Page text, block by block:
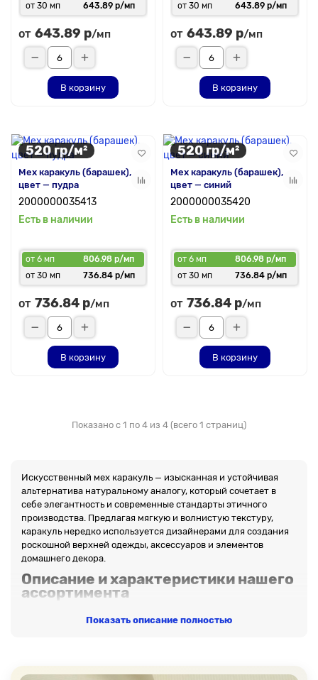
от 30 мп
643.89 р/мп
от 643.89 р/мп
В корзину
от 30 мп
643.89 р/мп
от 643.89 р/мп
В корзину
520 гр/м²
Мех каракуль (барашек),
цвет — пудра
2000000035413
Есть в наличии
от 6 мп
806.98 р/мп
от 30 мп
736.84 р/мп
от 736.84 р/мп
В корзину
520 гр/м²
Мех каракуль (барашек),
цвет — синий
2000000035420
Есть в наличии
от 6 мп
806.98 р/мп
от 30 мп
736.84 р/мп
от 736.84 р/мп
В корзину
Показано с 1 по 4 из 4 (всего 1 страниц)
Искусственный мех каракуль — изысканная и устойчивая
альтернатива натуральному аналогу, который сочетает в
себе элегантность и современные стандарты этичного
производства. Предлагая мягкую и волнистую текстуру,
каракуль нередко используется дизайнерами для создания
роскошной верхней одежды, аксессуаров и элементов
домашнего декора.
Описание и характеристики нашего
ассортимента
Искусственный мех каракуль имитирует внешний вид и
Показать описание полностью